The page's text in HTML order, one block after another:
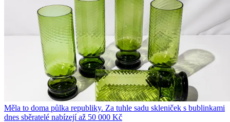
Měla to doma půlka republiky. Za tuhle sadu skleniček s bublinkami
dnes sběratelé nabízejí až 50 000 Kč